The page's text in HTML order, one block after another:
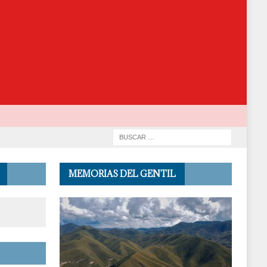
MEMORIAS DEL GENTIL